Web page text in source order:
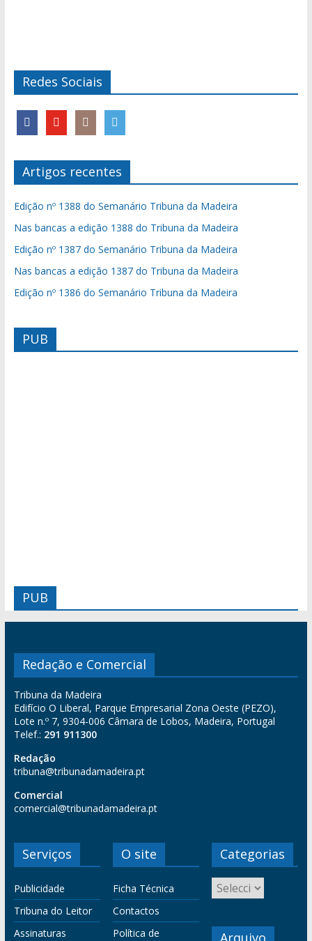
Redes Sociais
Artigos recentes
Edição nº 1388 do Semanário Tribuna da Madeira
Nas bancas a edição 1388 do Tribuna da Madeira
Edição nº 1387 do Semanário Tribuna da Madeira
Nas bancas a edição 1387 do Tribuna da Madeira
Edição nº 1386 do Semanário Tribuna da Madeira
PUB
PUB
Redação e Comercial
Tribuna da Madeira
Edifício O Liberal, Parque Empresarial Zona Oeste (PEZO),
Lote n.º 7, 9304-006 Câmara de Lobos, Madeira, Portugal
Telef.: 291 911300
Redação
tribuna@tribunadamadeira.pt
Comercial
comercial@tribunadamadeira.pt
Serviços
Publicidade
Tribuna do Leitor
Assinaturas
O site
Ficha Técnica
Contactos
Política de
Categorias